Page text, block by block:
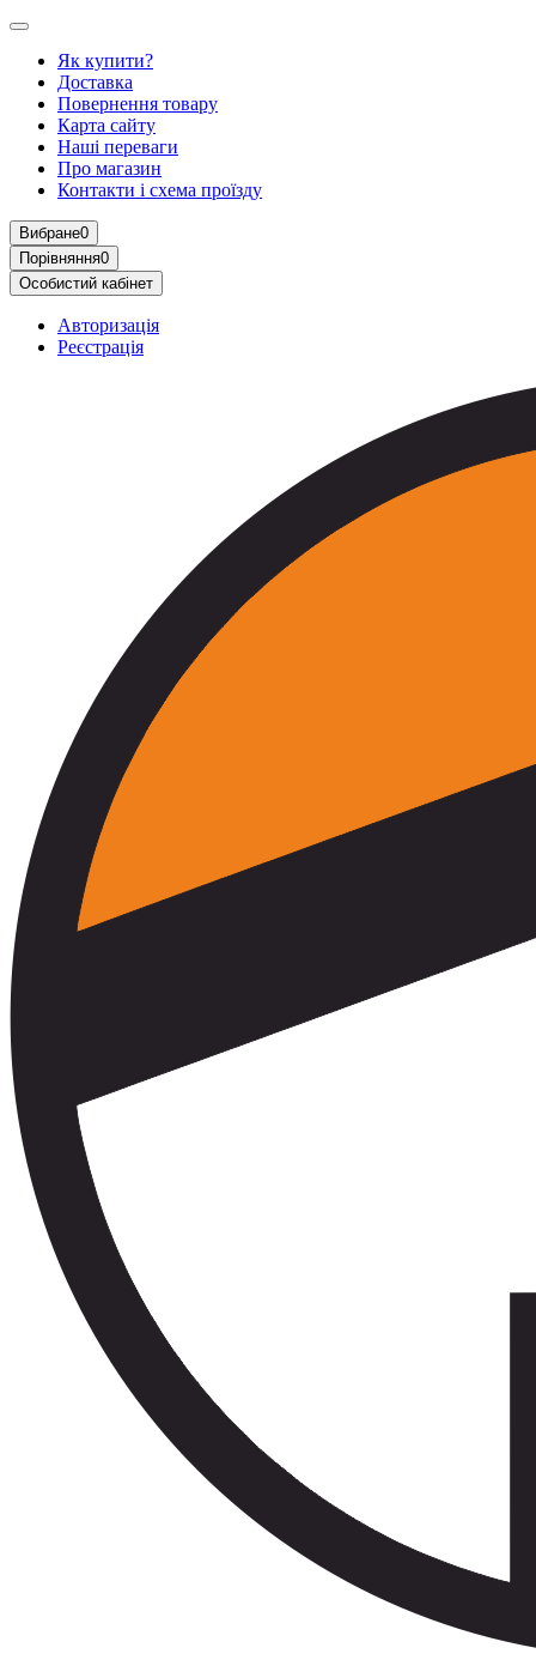
Як купити?
Доставка
Повернення товару
Карта сайту
Наші переваги
Про магазин
Контакти і схема проїзду
Вибране0
Порівняння0
Особистий кабінет
Авторизація
Реєстрація